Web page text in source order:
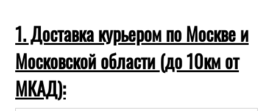
1. Доставка курьером по Москве и
Московской области (до 10км от
МКАД):